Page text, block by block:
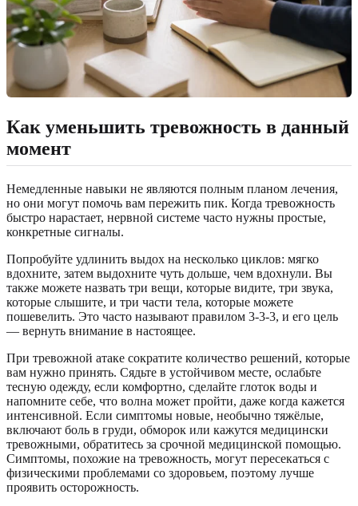
Как уменьшить тревожность в данный
момент
Немедленные навыки не являются полным планом лечения,
но они могут помочь вам пережить пик. Когда тревожность
быстро нарастает, нервной системе часто нужны простые,
конкретные сигналы.
Попробуйте удлинить выдох на несколько циклов: мягко
вдохните, затем выдохните чуть дольше, чем вдохнули. Вы
также можете назвать три вещи, которые видите, три звука,
которые слышите, и три части тела, которые можете
пошевелить. Это часто называют правилом 3-3-3, и его цель
— вернуть внимание в настоящее.
При тревожной атаке сократите количество решений, которые
вам нужно принять. Сядьте в устойчивом месте, ослабьте
тесную одежду, если комфортно, сделайте глоток воды и
напомните себе, что волна может пройти, даже когда кажется
интенсивной. Если симптомы новые, необычно тяжёлые,
включают боль в груди, обморок или кажутся медицински
тревожными, обратитесь за срочной медицинской помощью.
Симптомы, похожие на тревожность, могут пересекаться с
физическими проблемами со здоровьем, поэтому лучше
проявить осторожность.